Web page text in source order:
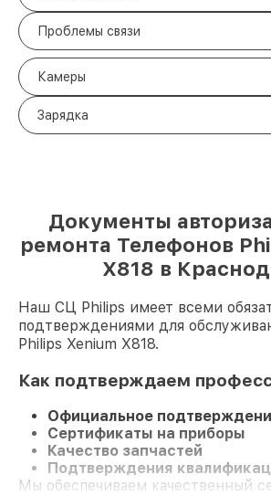
Проблемы связи
Камеры
Зарядка
Документы
ремонта Телефонов
X818 в
Наш СЦ Philips имеет всеми
подтверждениями для
Philips Xenium X818.
Как подтверждаем
Официальное
Сертификаты на приборы
Качество запчастей
Подтверждения
Мы обеспечиваем качественный